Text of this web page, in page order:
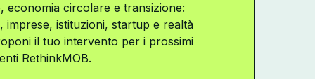
economia circolare e transizione:
imprese, istituzioni, startup e realtà
il tuo intervento per i prossimi
RethinkMOB.